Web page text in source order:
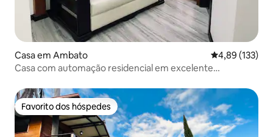
Casa em Ambato Classificação
4,89 (133)
Casa com automação residencial em excelente
Favorito dos hóspedes
Favorito dos hóspedes